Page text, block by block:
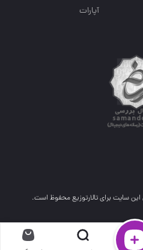
آپارات
سایت برای تالارتوزیع محفوظ است.